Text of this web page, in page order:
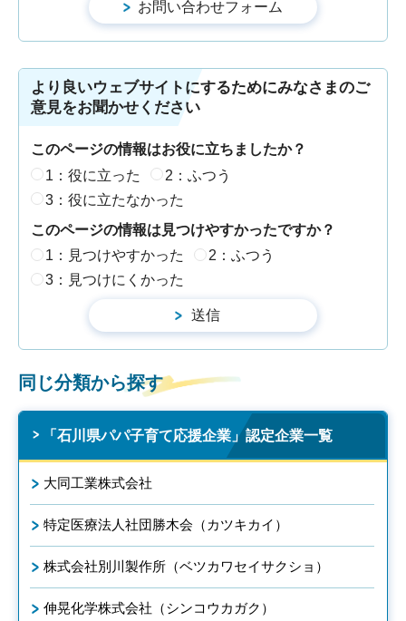
より良いウェブサイトにするためにみなさまのご
意見をお聞かせください
このページの情報はお役に立ちましたか？
1：役に立った
2：ふつう
3：役に立たなかった
このページの情報は見つけやすかったですか？
1：見つけやすかった
2：ふつう
3：見つけにくかった
同じ分類から探す
「石川県パパ子育て応援企業」認定企業一覧
大同工業株式会社
特定医療法人社団勝木会（カツキカイ）
株式会社別川製作所（ベツカワセイサクショ）
伸晃化学株式会社（シンコウカガク）